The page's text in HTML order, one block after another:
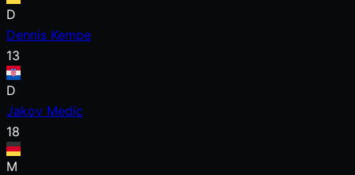
D
Dennis Kempe
13
D
Jakov Medic
18
M